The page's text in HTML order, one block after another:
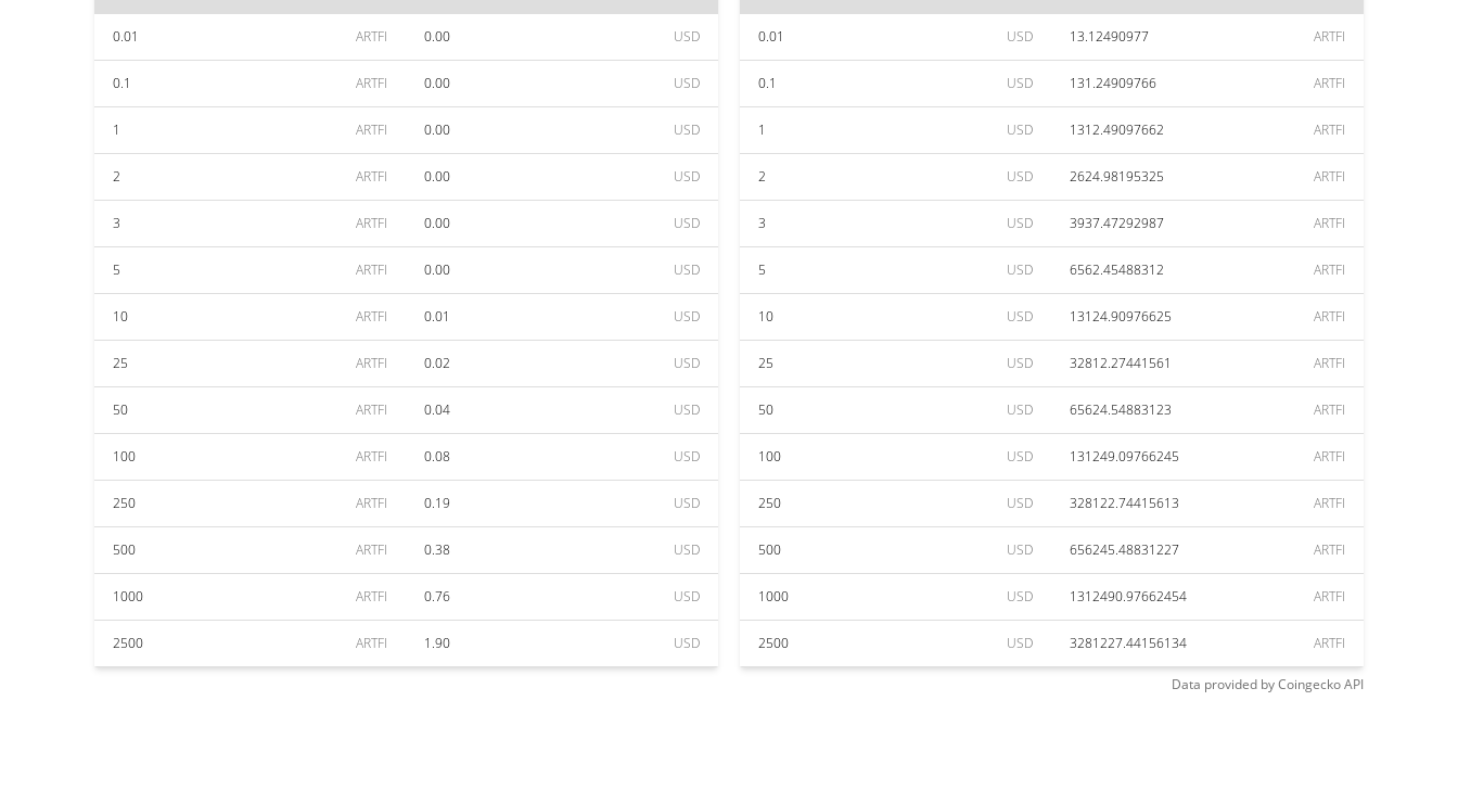
0.01 ARTFI 0.00 USD
0.1 ARTFI 0.00 USD
1 ARTFI 0.00 USD
2 ARTFI 0.00 USD
3 ARTFI 0.00 USD
5 ARTFI 0.00 USD
10 ARTFI 0.01 USD
25 ARTFI 0.02 USD
50 ARTFI 0.04 USD
100 ARTFI 0.08 USD
250 ARTFI 0.19 USD
500 ARTFI 0.38 USD
1000 ARTFI 0.76 USD
2500 ARTFI 1.90 USD
0.01 USD 13.12490977 ARTFI
0.1 USD 131.24909766 ARTFI
1 USD 1312.49097662 ARTFI
2 USD 2624.98195325 ARTFI
3 USD 3937.47292987 ARTFI
5 USD 6562.45488312 ARTFI
10 USD 13124.90976625 ARTFI
25 USD 32812.27441561 ARTFI
50 USD 65624.54883123 ARTFI
100 USD 131249.09766245 ARTFI
250 USD 328122.74415613 ARTFI
500 USD 656245.48831227 ARTFI
1000 USD 1312490.97662454 ARTFI
2500 USD 3281227.44156134 ARTFI
Data provided byCoingeckoAPI